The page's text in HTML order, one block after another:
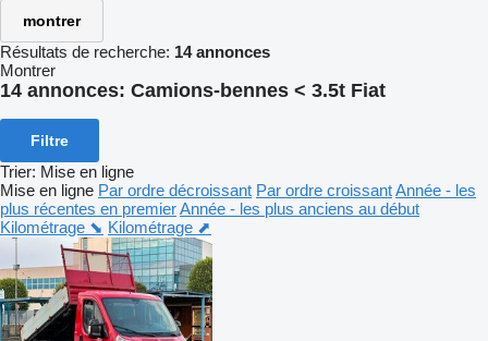
montrer
Résultats de recherche: 14 annonces
Montrer
14 annonces: Camions-bennes < 3.5t Fiat
Filtre
Trier: Mise en ligne
Mise en ligne Par ordre décroissant Par ordre croissantAnnée - les
plus récentes en premierAnnée - les plus anciens au début
Kilométrage ⬊ Kilométrage ⬈